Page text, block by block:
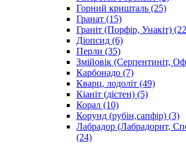
Горний кришталь (25)
Гранат (15)
Граніт (Порфір, Унакіт)
Діопсид (6)
Перли (35)
Змійовік (Серпентиніт,
Карбонадо (7)
Кварц, лодоліт (49)
Кіаніт (дістен) (5)
Корал (10)
Корунд (рубін,сапфір) (3)
Лабрадор (Лабрадорит,
(24)